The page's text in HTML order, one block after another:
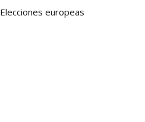
Elecciones europeas